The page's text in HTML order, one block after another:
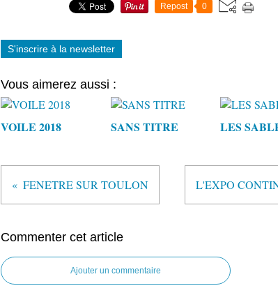
Repost 0
S'inscrire à la newsletter
Vous aimerez aussi :
VOILE 2018 SANS TITRE
LES
FENETRE SUR TOULON L'EXPO
Commenter cet article
Ajouter un commentaire